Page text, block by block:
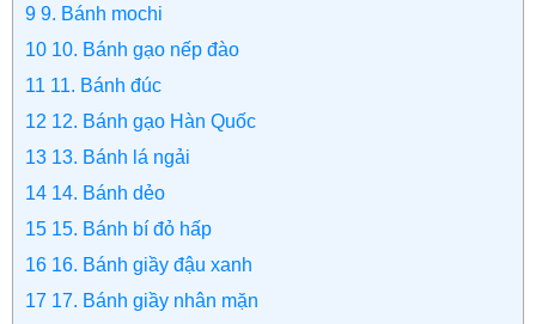
9 9. Bánh mochi
10 10. Bánh gạo nếp đào
11 11. Bánh đúc
12 12. Bánh gạo Hàn Quốc
13 13. Bánh lá ngải
14 14. Bánh dẻo
15 15. Bánh bí đỏ hấp
16 16. Bánh giầy đậu xanh
17 17. Bánh giầy nhân mặn